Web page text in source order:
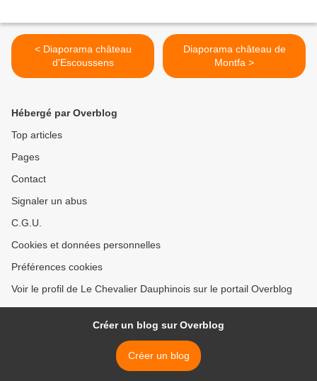
< Diaporama château
d'Escoussens
Diaporama château de
Montfa >
Hébergé par Overblog
Top articles
Pages
Contact
Signaler un abus
C.G.U.
Cookies et données personnelles
Préférences cookies
Voir le profil de Le Chevalier Dauphinois sur le portail Overblog
Créer un blog sur Overblog
Créer un blog